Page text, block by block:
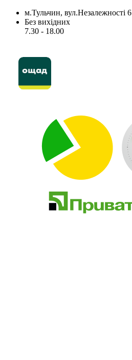
м.Тульчин, вул.Незалежності 6
Без вихідних
7.30 - 18.00